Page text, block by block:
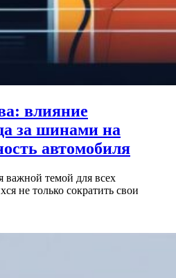
влияние
за шинами на
автомобиля
важной темой для всех
не только сократить свои